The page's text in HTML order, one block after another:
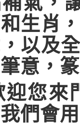
生肖
以及
意，
迎您來
們會